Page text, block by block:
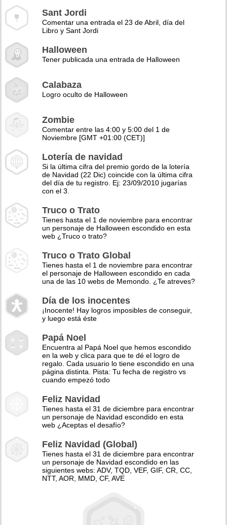
Sant Jordi
Comentar una entrada el 23 de Abril, día del
Libro y Sant Jordi
Halloween
Tener publicada una entrada de Halloween
Calabaza
Logro oculto de Halloween
Zombie
Comentar entre las 4:00 y 5:00 del 1 de
Noviembre [GMT +01:00 (CET)]
Lotería de navidad
Si la última cifra del premio gordo de la lotería
de Navidad (22 Dic) coincide con la última cifra
del día de tu registro. Ej: 23/09/2010 jugarías
con el 3.
Truco o Trato
Tienes hasta el 1 de noviembre para encontrar
un personaje de Halloween escondido en esta
web ¿Truco o trato?
Truco o Trato Global
Tienes hasta el 1 de noviembre para encontrar
el personaje de Halloween escondido en cada
una de las 10 webs de Memondo. ¿Te atreves?
Día de los inocentes
¡Inocente! Hay logros imposibles de conseguir,
y luego está éste
Papá Noel
Encuentra al Papá Noel que hemos escondido
en la web y clica para que te dé el logro de
regalo. Cada usuario lo tiene escondido en una
página distinta. Pista: Tu fecha de registro vs
cuando empezó todo
Feliz Navidad
Tienes hasta el 31 de diciembre para encontrar
un personaje de Navidad escondido en esta
web ¿Aceptas el desafío?
Feliz Navidad (Global)
Tienes hasta el 31 de diciembre para encontrar
un personaje de Navidad escondido en las
siguientes webs: ADV, TQD, VEF, GIF, CR, CC,
NTT, AOR, MMD, CF, AVE